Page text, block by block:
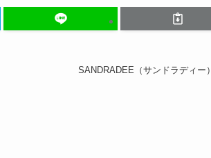
SANDRADEE（サンドラディー）